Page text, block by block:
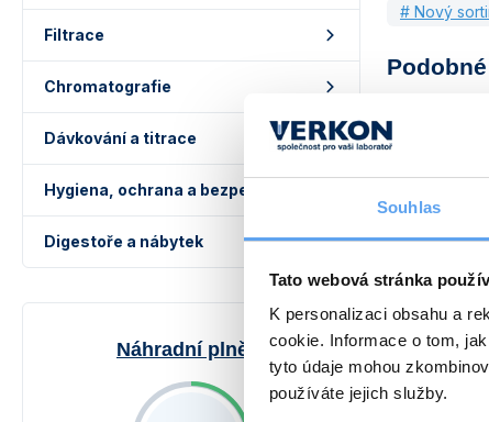
Souhlas
Tato webová stránka
K personalizaci obsahu a
cookie. Informace o tom,
tyto údaje mohou
používáte jejich služby.
Filtrace
Chromatografie
Dávkování a titrace
Hygiena, ochrana a bezpečnost
Digestoře a nábytek
Náhradní plnění
# Nový
Novinky